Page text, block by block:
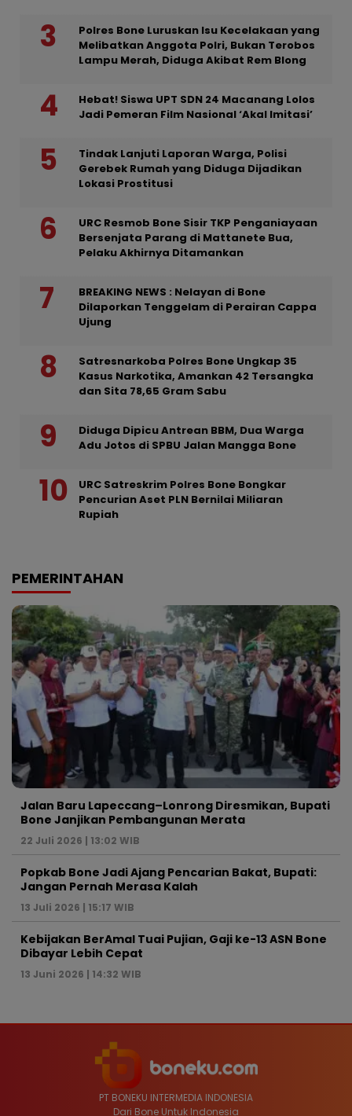
Polres Bone Luruskan Isu Kecelakaan yang
Melibatkan Anggota Polri, Bukan Terobos
Lampu Merah, Diduga Akibat Rem Blong
Hebat! Siswa UPT SDN 24 Macanang Lolos
Jadi Pemeran Film Nasional ‘Akal Imitasi’
Tindak Lanjuti Laporan Warga, Polisi
Gerebek Rumah yang Diduga Dijadikan
Lokasi Prostitusi
URC Resmob Bone Sisir TKP Penganiayaan
Bersenjata Parang di Mattanete Bua,
Pelaku Akhirnya Ditamankan
BREAKING NEWS : Nelayan di Bone
Dilaporkan Tenggelam di Perairan Cappa
Ujung
Satresnarkoba Polres Bone Ungkap 35
Kasus Narkotika, Amankan 42 Tersangka
dan Sita 78,65 Gram Sabu
Diduga Dipicu Antrean BBM, Dua Warga
Adu Jotos di SPBU Jalan Mangga Bone
URC Satreskrim Polres Bone Bongkar
Pencurian Aset PLN Bernilai Miliaran
Rupiah
PEMERINTAHAN
Jalan Baru Lapeccang–Lonrong Diresmikan, Bupati
Bone Janjikan Pembangunan Merata
22 Juli 2026 | 13:02 WIB
Popkab Bone Jadi Ajang Pencarian Bakat, Bupati:
Jangan Pernah Merasa Kalah
13 Juli 2026 | 15:17 WIB
Kebijakan BerAmal Tuai Pujian, Gaji ke-13 ASN Bone
Dibayar Lebih Cepat
13 Juni 2026 | 14:32 WIB
PT BONEKU INTERMEDIA INDONESIA
Dari Bone Untuk Indonesia